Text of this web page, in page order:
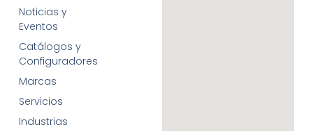
Noticias y
Eventos
Catálogos y
Configuradores
Marcas
Servicios
Industrias